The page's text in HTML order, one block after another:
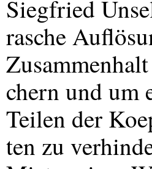
Siegfried
rasche
chern und um
Teilen der
ten zu